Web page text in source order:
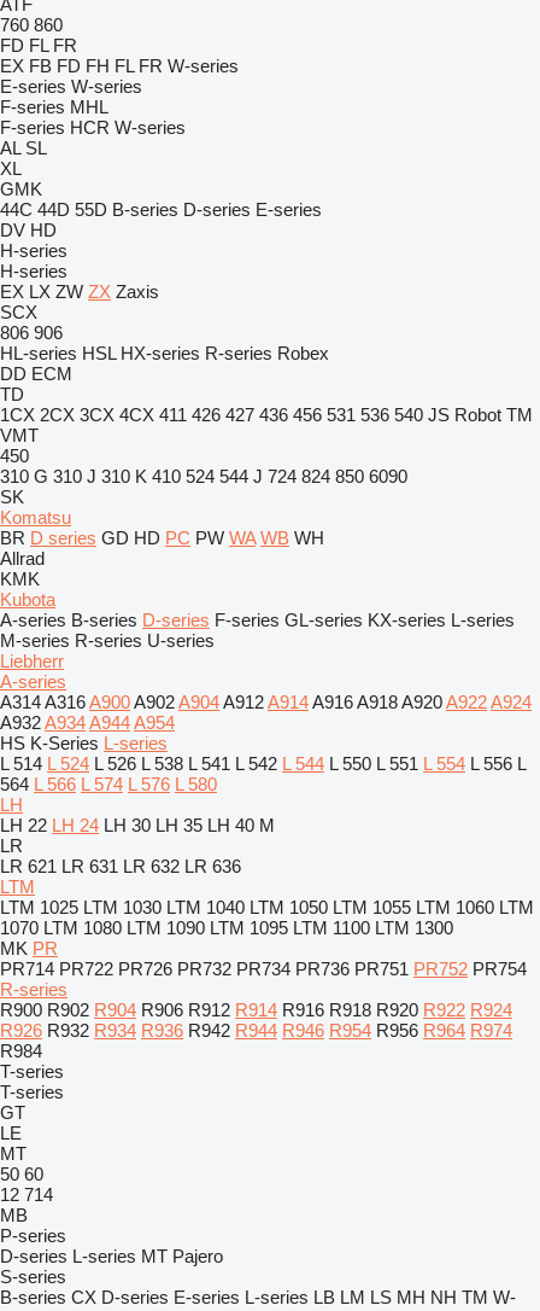
ATF
760 860
FD FL FR
EX FB FD FH FL FR W-series
E-series W-series
F-series MHL
F-series HCR W-series
AL SL
XL
GMK
44C 44D 55D B-series D-series E-series
DV HD
H-series
H-series
EX LX ZW ZX Zaxis
SCX
806 906
HL-series HSL HX-series R-series Robex
DD ECM
TD
1CX 2CX 3CX 4CX 411 426 427 436 456 531 536 540 JS Robot TM
VMT
450
310 G 310 J 310 K 410 524 544 J 724 824 850 6090
SK
Komatsu
BR D series GD HD PC PW WA WB WH
Allrad
KMK
Kubota
A-series B-series D-series F-series GL-series KX-series L-series
M-series R-series U-series
Liebherr
A-series
A314A316A900A902A904A912A914A916A918A920A922A924
A932A934A944A954
HS K-Series L-series
L 514 L 524 L 526 L 538 L 541 L 542 L 544 L 550 L 551 L 554 L 556 L
564 L 566 L 574 L 576 L 580
LH
LH 22 LH 24 LH 30 LH 35 LH 40 M
LR
LR 621 LR 631 LR 632 LR 636
LTM
LTM 1025 LTM 1030 LTM 1040 LTM 1050 LTM 1055 LTM 1060 LTM
1070 LTM 1080 LTM 1090 LTM 1095 LTM 1100 LTM 1300
MK PR
PR714 PR722 PR726 PR732 PR734 PR736 PR751 PR752 PR754
R-series
R900 R902 R904 R906 R912 R914 R916 R918 R920 R922 R924
R926 R932 R934 R936 R942 R944 R946 R954 R956 R964 R974
R984
T-series
T-series
GT
LE
MT
50 60
12 714
MB
P-series
D-series L-series MT Pajero
S-series
B-series CX D-series E-series L-series LB LM LS MH NH TM W-